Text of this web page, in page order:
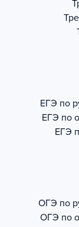
ЕГЭ по
ЕГЭ по
ЕГЭ
ОГЭ по
ОГЭ по